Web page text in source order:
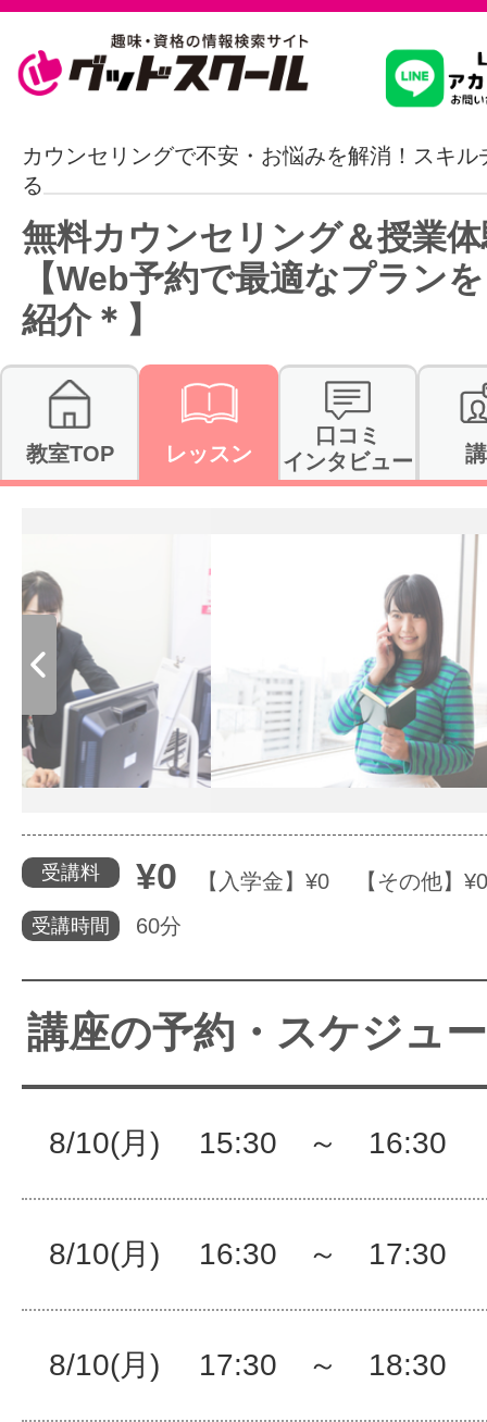
習いたいこ
スクールを
通信講座を
体験レッス
やりたいこ
特集をみる
グッドスク
サイトマッ
カウンセリングで不安・お悩みを解消！スキ
る
無料カウンセリング＆授業
【Web予約で最適なプラン
紹介＊】
教室TOP レッスン
口コミ
インタビュー
受講料 ¥0 【入学金】¥0 【その他】¥0
受講時間 60分
講座の予約・スケジュ
8/10(月) 15:30 ～
8/10(月) 16:30 ～
8/10(月) 17:30 ～